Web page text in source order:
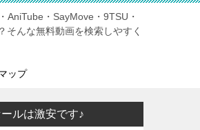
AniTube・SayMove・9TSU・
んな無料動画を検索しやすく
ップ
ルは激安です♪